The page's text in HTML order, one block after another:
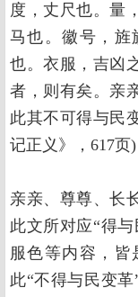
度，丈尺也。量
马也。徽号，旌
也。衣服，吉凶
者，则有矣。亲
此其不可得与民
记正义》，617页)
亲亲、尊尊、长
此文所对应“得
服色等内容，皆
此“不得与民变